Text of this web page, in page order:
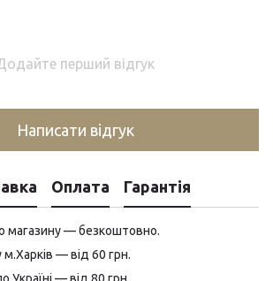
перший відгук
Написати відгук
Оплата Гарантія
магазину — безкоштовно.
— від 60 грн.